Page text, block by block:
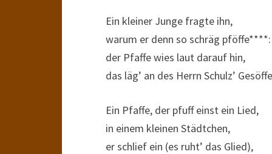
Ein kleiner Junge fragte ihn,
warum er denn so schräg pföffe****:
der Pfaffe wies laut darauf hin,
das läg’ an des Herrn Schulz’
Ein Pfaffe, der pfuff einst ein Lied,
in einem kleinen Städtchen,
er schlief ein (es ruht’ das Glied),